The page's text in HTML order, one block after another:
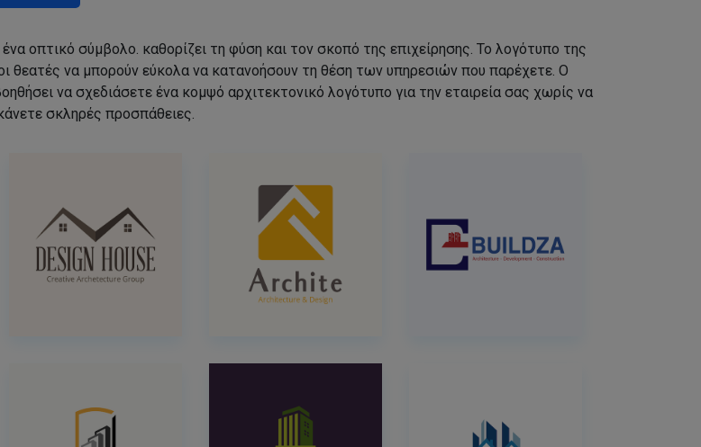
οπτικό σύμβολο. καθορίζει τη φύση και τον σκοπό της επιχείρησης. Το λογότυπο της
θεατές να μπορούν εύκολα να κατανοήσουν τη θέση των υπηρεσιών που παρέχετε. Ο
να σχεδιάσετε ένα κομψό αρχιτεκτονικό λογότυπο για την εταιρεία σας χωρίς να
σκληρές προσπάθειες.